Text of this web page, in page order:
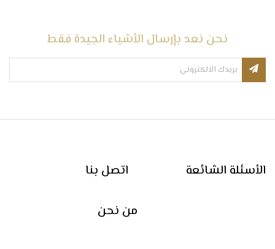
نحن نعد بإرسال الأشياء الجيدة فقط
اتصل بنا الأسئلة الشائعة
من نحن